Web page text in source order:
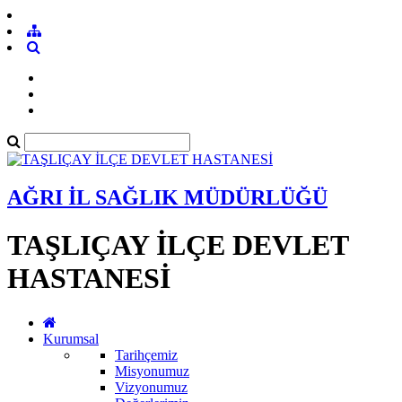
AĞRI İL SAĞLIK MÜDÜRLÜĞÜ
TAŞLIÇAY İLÇE DEVLET
HASTANESİ
Kurumsal
Tarihçemiz
Misyonumuz
Vizyonumuz